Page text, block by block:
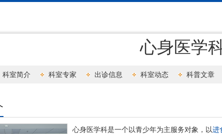
心身医学
科室简介 科室专家 出诊信息 科室动态 科普文章
心身医学科是一个以青少年为主服务对象，以进